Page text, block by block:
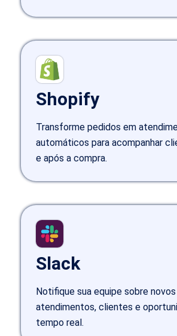
Shopify
Transforme pedidos em
automáticos para acompanhar
e após a compra.
Slack
Notifique sua equipe sobre novos
atendimentos, clientes e
tempo real.